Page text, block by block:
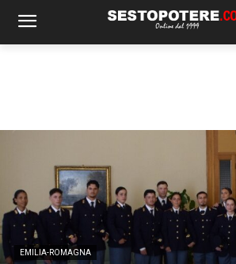
EMILIA-ROMAGNA